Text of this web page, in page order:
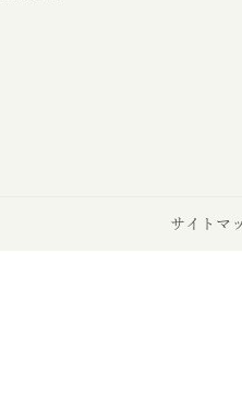
サイトマ